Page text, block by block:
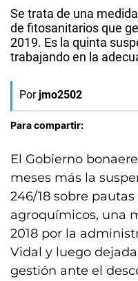
Se trata de una
de fitosanitarios que
2019. Es la quinta
trabajando en la
Por jmo2502
Para compartir:
El Gobierno
meses más la
246/18 sobre
agroquímicos, una
2018 por la
Vidal y luego
gestión ante el